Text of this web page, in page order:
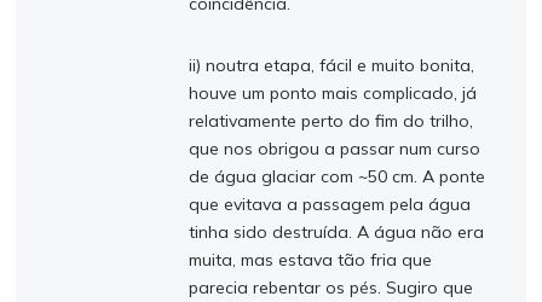
ii) noutra etapa, fácil e muito bonita,
houve um ponto mais complicado, já
relativamente perto do fim do trilho,
que nos obrigou a passar num curso
de água glaciar com ~50 cm. A ponte
que evitava a passagem pela água
tinha sido destruída. A água não era
muita, mas estava tão fria que
parecia rebentar os pés. Sugiro que